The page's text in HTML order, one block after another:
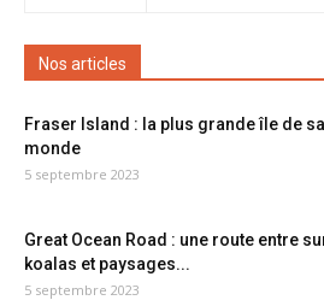
Nos articles
Fraser Island : la plus grande île de
monde
5 septembre 2023
Great Ocean Road : une route entre
koalas et paysages...
5 septembre 2023